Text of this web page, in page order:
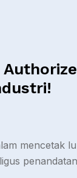
mencetak